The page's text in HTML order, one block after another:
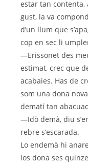
estar tan
gust, la va
d’un llum que
cop en sec li
—Erissonet des
estimat, crec que
acabaies. Has de
som una dona
dematí tan
—Idò demà, diu
rebre s’escarada.
Lo endemà hi
los dona ses